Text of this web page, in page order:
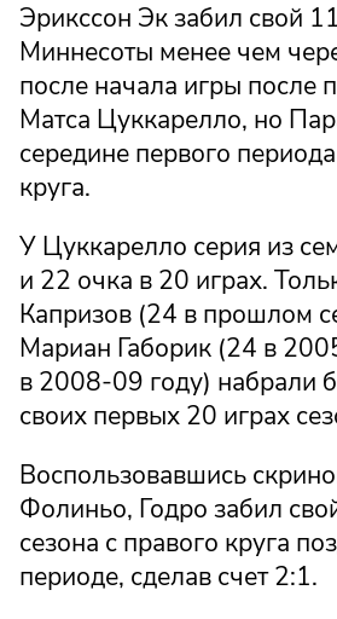
Эрикссон Эк забил свой
Миннесоты менее чем
после начала игры после
Матса Цуккарелло, но
середине первого
круга.
У Цуккарелло серия из
и 22 очка в 20 играх.
Капризов (24 в прошлом
Мариан Габорик (24 в
в 2008-09 году) набрали
своих первых 20 играх
Воспользовавшись
Фолиньо, Годро забил
сезона с правого круга
периоде, сделав счет 2:1.